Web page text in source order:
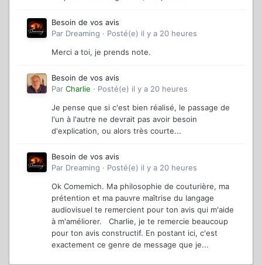
Besoin de vos avis
Par Dreaming · Posté(e) il y a 20 heures
Merci a toi, je prends note.
Besoin de vos avis
Par Charlie · Posté(e) il y a 20 heures
Je pense que si c'est bien réalisé, le passage de
l'un à l'autre ne devrait pas avoir besoin
d'explication, ou alors très courte...
Besoin de vos avis
Par Dreaming · Posté(e) il y a 20 heures
Ok Comemich. Ma philosophie de couturière, ma
prétention et ma pauvre maîtrise du langage
audiovisuel te remercient pour ton avis qui m'aide
à m'améliorer. Charlie, je te remercie beaucoup
pour ton avis constructif. En postant ici, c'est
exactement ce genre de message que je...